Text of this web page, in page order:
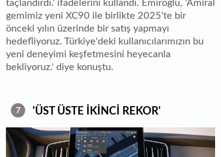
taçlandırdı.' ifadelerini kullandı. Emiroğlu, 'Amiral
gemimiz yeni XC90 ile birlikte 2025'te bir
önceki yılın üzerinde bir satış yapmayı
hedefliyoruz. Türkiye'deki kullanıcılarımızın bu
yeni deneyimi keşfetmesini heyecanla
bekliyoruz.' diye konuştu.
7 'ÜST ÜSTE İKİNCİ REKOR'